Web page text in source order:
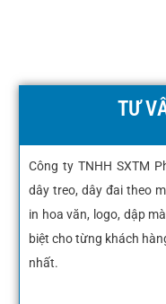
TƯ
Công ty TNHH SXTM
dây treo, dây đai theo
in hoa văn, logo, dập
biệt cho từng khách
nhất.